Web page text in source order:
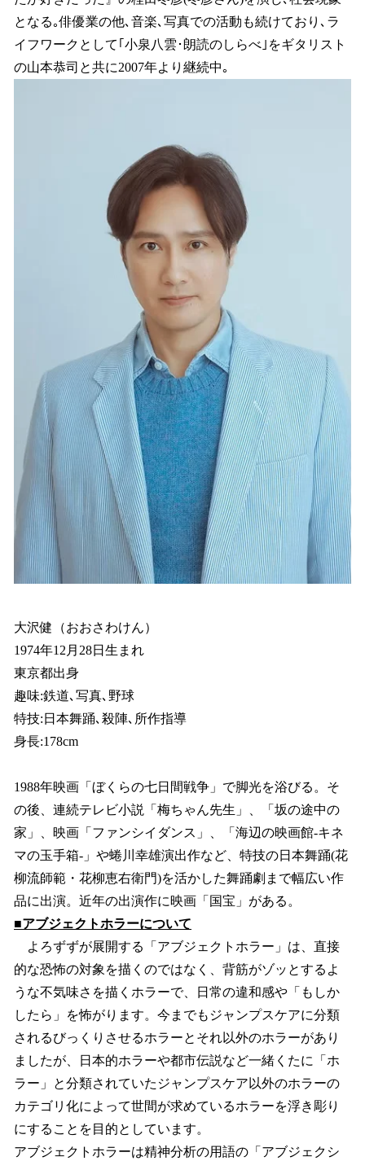
となる｡俳優業の他､音楽､写真での活動も続けており､ラ
イフワークとして｢小泉八雲･朗読のしらべ｣をギタリスト
の山本恭司と共に2007年より継続中｡
大沢健（おおさわけん）
1974年12月28日生まれ
東京都出身
趣味:鉄道､写真､野球
特技:日本舞踊､殺陣､所作指導
身長:178cm
1988年映画「ぼくらの七日間戦争」で脚光を浴びる。そ
の後、連続テレビ小説「梅ちゃん先生」、「坂の途中の
家」、映画「ファンシイダンス」、「海辺の映画館-キネ
マの玉手箱-」や蜷川幸雄演出作など、特技の日本舞踊(花
柳流師範・花柳恵右衛門)を活かした舞踊劇まで幅広い作
品に出演。近年の出演作に映画「国宝」がある。
■アブジェクトホラーについて
よろずずが展開する「アブジェクトホラー」は、直接
的な恐怖の対象を描くのではなく、背筋がゾッとするよ
うな不気味さを描くホラーで、日常の違和感や「もしか
したら」を怖がります。今までもジャンプスケアに分類
されるびっくりさせるホラーとそれ以外のホラーがあり
ましたが、日本的ホラーや都市伝説など一緒くたに「ホ
ラー」と分類されていたジャンプスケア以外のホラーの
カテゴリ化によって世間が求めているホラーを浮き彫り
にすることを目的としています。
アブジェクトホラーは精神分析の用語の「アブジェクシ